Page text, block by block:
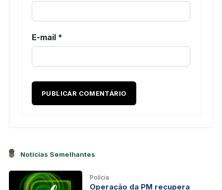
E-mail *
Notícias Semelhantes
Polícia
Operação da PM recupera